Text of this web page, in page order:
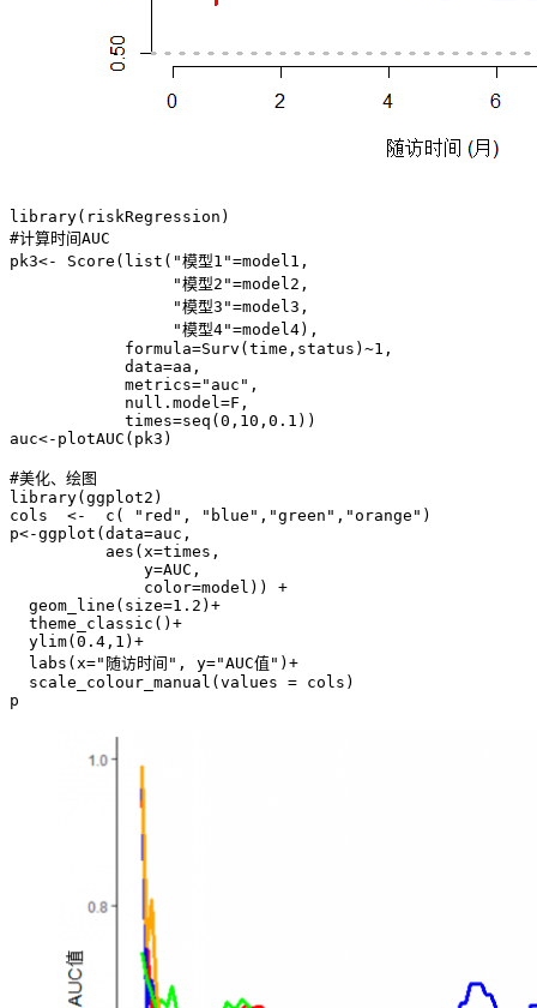
library(riskRegression)
#计算时间AUC
pk3<- Score(list("模型1"=model1,
                 "模型2"=model2,
                 "模型3"=model3,
                 "模型4"=model4),
            formula=Surv(time,status)~1,
            data=aa,
            metrics="auc",
            null.model=F,
            times=seq(0,10,0.1))
auc<-plotAUC(pk3)
#美化、绘图
library(ggplot2)
cols  <-  c( "red", "blue","green","orange")
p<-ggplot(data=auc,
          aes(x=times,
              y=AUC,
              color=model)) +
  geom_line(size=1.2)+
  theme_classic()+
  ylim(0.4,1)+
  labs(x="随访时间", y="AUC值")+
  scale_colour_manual(values = cols)